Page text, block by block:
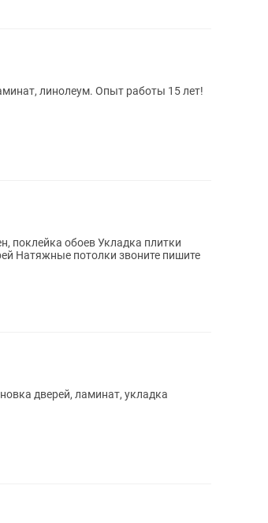
линолеум. Опыт работы 15 лет!
дверей, ламинат, укладка